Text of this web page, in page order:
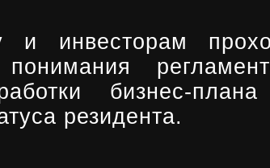
инвесторам
бизнес-
резидента.